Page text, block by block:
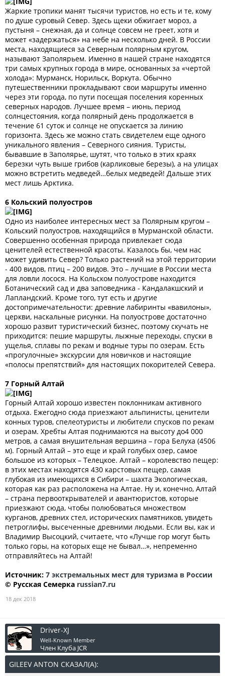
Жаркие тропики манят тысячи туристов, но есть и те, кому
по душе суровый Север. Здесь щеки обжигает мороз, а
пустыня – снежная, да и солнце совсем не греет, хотя и
может «задержаться» на небе на несколько дней. В России
места, находящиеся за Северным полярным кругом,
называют Заполярьем. Именно в нашей стране находятся
три самых крупных города в мире, основанных за «чертой
холода»: Мурманск, Норильск, Воркута. Обычно
путешественники прокладывают свои маршруты именно
через эти города, по пути посещая поселения коренных
северных народов. Лучшее время – июнь, период
солнцестояния, когда полярный день продолжается в
течение 61 суток и солнце не опускается за линию
горизонта. Здесь же можно стать свидетелем еще одного
уникального явления – Северного сияния. Туристы,
бывавшие в Заполярье, шутят, что только в этих краях
березки чуть выше грибов (карликовые березы), а на улицах
можно встретить медведей…белых медведей! Дальше этих
мест лишь Арктика.
6 Кольский полуостров
Одно из наиболее интересных мест за Полярным кругом –
Кольский полуостров, находящийся в Мурманской области.
Совершенно особенная природа привлекает сюда
ценителей естественной красоты. Казалось бы, чем нас
может удивить Север? Только растений на этой территории
- 400 видов, птиц – 200 видов. Это – лучшие в России места
для ловли лосося. На Кольском полуострове находится
Ботанический сад и два заповедника - Кандалакшский и
Лапландский. Кроме того, тут есть и другие
достопримечательности: древние лабиринты «вавилоны»,
церкви, наскальные рисунки. На полуострове достаточно
хорошо развит туристический бизнес, поэтому скучать не
приходится: пешие маршруты, лыжные переходы, спуски в
ущелья, сплавы по рекам и водные туры по озерам. Есть
«прогулочные» экскурсии для новичков и настоящие
«полосы препятствий» для настоящих покорителей Севера.
7 Горный Алтай
Горный Алтай хорошо известен поклонникам активного
отдыха. Ежегодно сюда приезжают альпинисты, ценители
конных туров, спелеотуристы и любители спусков по рекам
и озерам. Хребты Алтая поднимаются на высоту до4 000
метров, а самая внушительная вершина – гора Белуха (4506
м). Горный Алтай – это еще и край голубых озер, самое
большое из которых – Телецкое. Алтай – королевство пещер:
в этих местах находятся 430 карстовых пещер, самая
глубокая из имеющихся в Сибири – шахта Экологическая,
которая как раз расположена на Алтае. Ну и, конечно, Алтай
– страна первооткрывателей и авантюристов, которые
приезжают сюда, чтобы полюбоваться множеством
курганов, древних стел, исторических памятников, увидеть
петроглифы, высеченные древними людьми. Если вы, как и
Владимир Высоцкий, считаете, что «Лучше гор могут быть
только горы, на которых еще не бывал…», непременно
отправляйтесь на Алтай!
Источник: 7 экстремальных мест для туризма в России
© Русская Семерка russian7.ru
18 дек 2018
Driver-XJ
Well-Known Member
Член Клуба JCR
GILEEV ANTON СКАЗАЛ(А):